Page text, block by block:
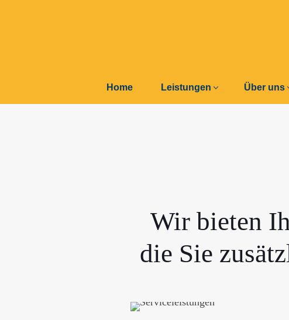
Home Leistungen Über uns
Wir bieten
die Sie